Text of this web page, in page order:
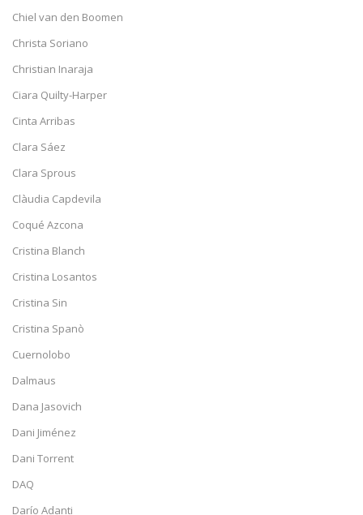
Chiel van den Boomen
Christa Soriano
Christian Inaraja
Ciara Quilty-Harper
Cinta Arribas
Clara Sáez
Clara Sprous
Clàudia Capdevila
Coqué Azcona
Cristina Blanch
Cristina Losantos
Cristina Sin
Cristina Spanò
Cuernolobo
Dalmaus
Dana Jasovich
Dani Jiménez
Dani Torrent
DAQ
Darío Adanti